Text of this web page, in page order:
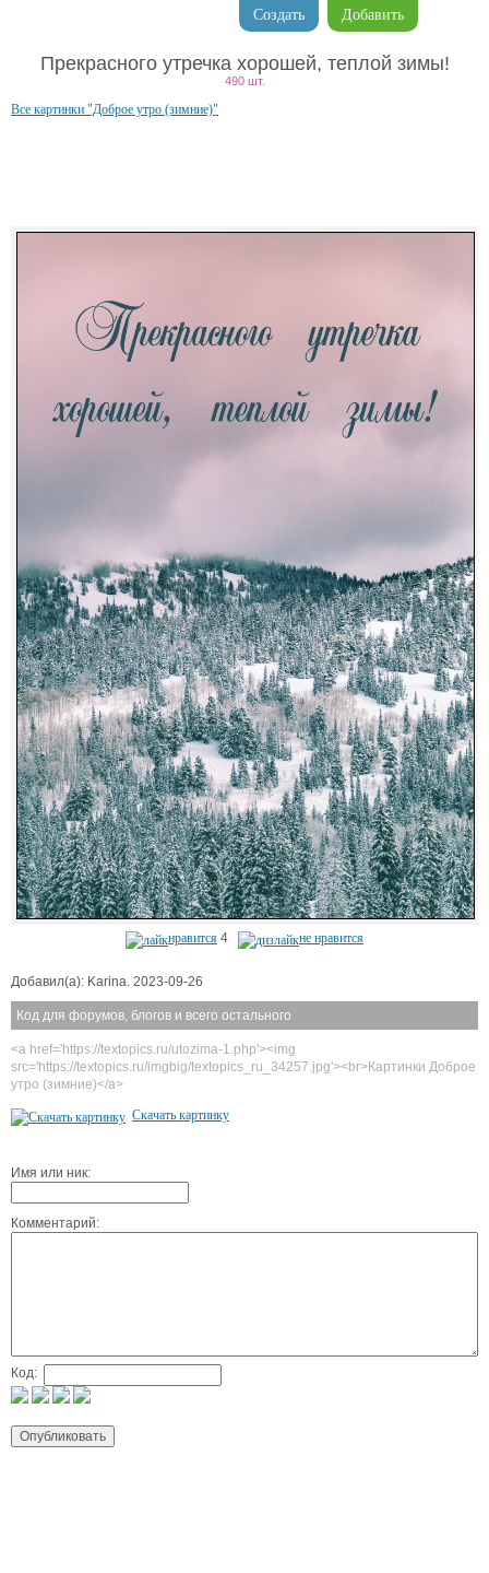
Добавить
Создать
Прекрасного утречка хорошей, теплой зимы!
490 шт.
Все картинки "Доброе утро (зимние)"
нравится 4 не нравится
Добавил(а): Karina. 2023-09-26
Код для форумов, блогов и всего остального
<a href='https://textopics.ru/utozima-1.php'><img
src='https://textopics.ru/imgbig/textopics_ru_34257.jpg'><br>Картинки Доброе
утро (зимние)</a>
Скачать картинку
Имя или ник:
Комментарий:
Код: